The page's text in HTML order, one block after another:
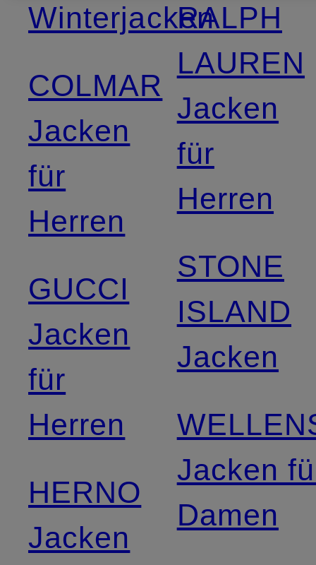
Winterjacken
COLMAR
Jacken
für
Herren
GUCCI
Jacken
für
Herren
HERNO
Jacken
RALPH
LAUREN
Jacken
für
Herren
STONE
ISLAND
Jacken
Jacken
Damen